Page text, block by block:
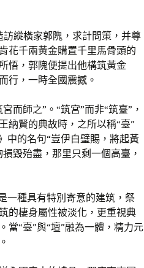
縱橫家郭隗，求計問策，并尊
花千兩黃金購置千里馬骨頭的
悟，郭隗便提出他構筑黃金
行，一時全國震撼。
而師之”。“筑宮”而非“筑臺”，
納賢的典故時，之所以稱“臺”
中的名句“豈伊白璧賜，將起黃
毀殆盡，那里只剩一個高臺，
一種具有特別寄意的建筑，祭
的棲身屬性被淡化，更重視典
當“臺”與“壇”融為一體，精力元